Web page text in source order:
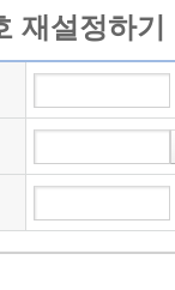
재설정하기